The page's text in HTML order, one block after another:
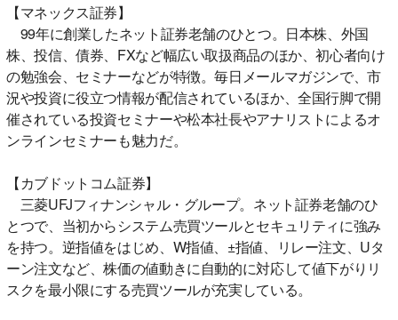
【マネックス証券】
99年に創業したネット証券老舗のひとつ。日本株、外国
株、投信、債券、FXなど幅広い取扱商品のほか、初心者向け
の勉強会、セミナーなどが特徴。毎日メールマガジンで、市
況や投資に役立つ情報が配信されているほか、全国行脚で開
催されている投資セミナーや松本社長やアナリストによるオ
ンラインセミナーも魅力だ。
【カブドットコム証券】
三菱UFJフィナンシャル・グループ。ネット証券老舗のひ
とつで、当初からシステム売買ツールとセキュリティに強み
を持つ。逆指値をはじめ、W指値、±指値、リレー注文、Uタ
ーン注文など、株価の値動きに自動的に対応して値下がりリ
スクを最小限にする売買ツールが充実している。